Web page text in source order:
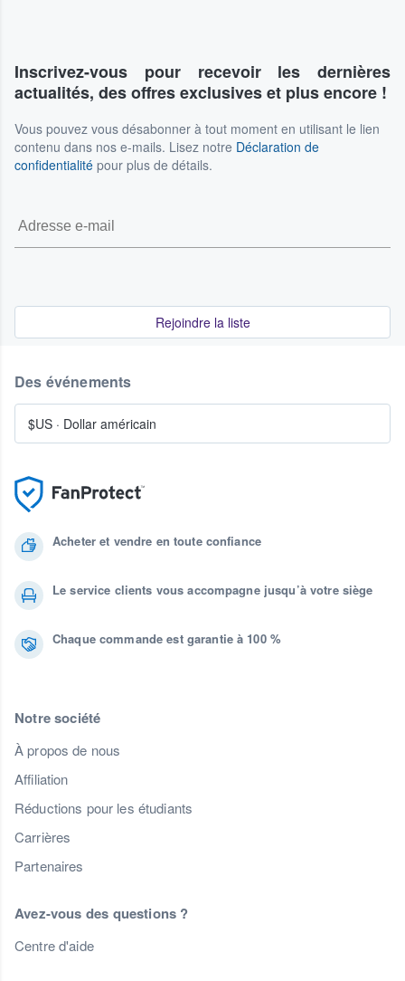
Inscrivez-vous pour recevoir les dernières
actualités, des offres exclusives et plus encore !
Vous pouvez vous désabonner à tout moment en utilisant le lien
contenu dans nos e-mails. Lisez notre Déclaration de
confidentialité pour plus de détails.
Rejoindre la liste
Acheter et vendre en toute confiance
Le service clients vous accompagne jusqu’à votre siège
Chaque commande est garantie à 100 %
Notre société
À propos de nous
Affiliation
Réductions pour les étudiants
Carrières
Partenaires
Avez-vous des questions ?
Centre d'aide
Des événements
$US · Dollar américain